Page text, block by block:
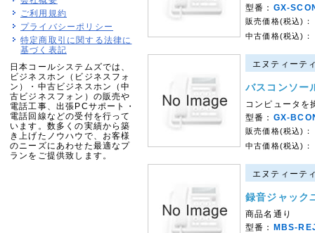
ご利用規約
プライバシーポリシー
特定商取引に関する法律に
基づく表記
日本コールシステムズでは、
ビジネスホン（ビジネスフォ
ン）・中古ビジネスホン（中
古ビジネスフォン）の販売や
電話工事、出張PCサポート・
電話回線などの受付を行って
います。数多くの実績から築
き上げたノウハウで、お客様
のニーズにあわせた最適なプ
ランをご提供致します。
型番： GX-
販売価格(税込)：
中古価格(税込)：
エヌティーテ
バスコンソー
コンピュータを
型番： GX-
販売価格(税込)：
中古価格(税込)：
エヌティーテ
録音ジャック
商品名通り
型番：
MBS-